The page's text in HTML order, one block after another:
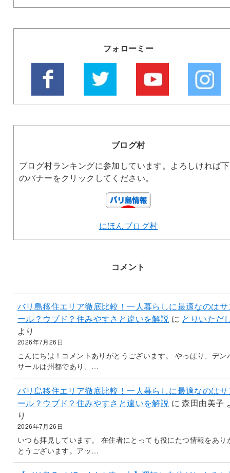
フォローミー
ブログ村
ブログ村ランキングに参加しています。よろしければ下
のバナーをクリックしてください。
にほんブログ村
コメント
バリ島移住エリア徹底比較！一人暮らしに最適なのはサ
ール？ウブド？住みやすさと違いを解説 に とりいただ
より
2026年7月26日
こんにちは！コメントありがとうございます。 やっぱり、デン
サールは州都であり、…
バリ島移住エリア徹底比較！一人暮らしに最適なのはサ
ール？ウブド？住みやすさと違いを解説 に森田由美子
り
2026年7月26日
いつも拝見しています。 在住者にとっても役にたつ情報をあり
とうございます。アッ…